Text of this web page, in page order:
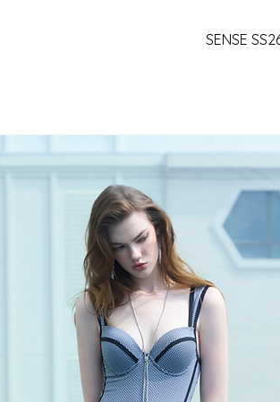
SENSE